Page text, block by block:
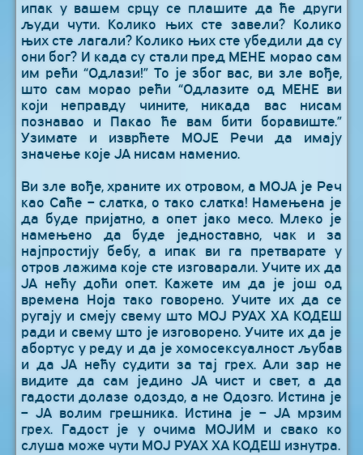
ипак у вашем срцу се плашите да ће други
људи чути. Колико њих сте завели? Колико
њих сте лагали? Колико њих сте убедили да су
они бог? И када су стали пред МЕНЕ морао сам
им рећи “Одлази!” То је због вас, ви зле вође,
што сам морао рећи “Одлазите од МЕНЕ ви
који неправду чините, никада вас нисам
познавао и Пакао ће вам бити боравиште.”
Узимате и изврћете МОЈЕ Речи да имају
значење које ЈА нисам наменио.
Ви зле вође, храните их отровом, а МОЈА је Реч
као Саће – слатка, о тако слатка! Намењена је
да буде пријатно, а опет јако месо. Млеко је
намењено да буде једноставно, чак и за
најпростију бебу, а ипак ви га претварате у
отров лажима које сте изговарали. Учите их да
ЈА нећу доћи опет. Кажете им да је још од
времена Ноја тако говорено. Учите их да се
ругају и смеју свему што МОЈ РУАХ ХА КОДЕШ
ради и свему што је изговорено. Учите их да је
абортус у реду и да је хомосексуалност љубав
и да ЈА нећу судити за тај грех. Али зар не
видите да сам једино ЈА чист и свет, а да
гадости долазе одоздо, а не Одозго. Истина је
– ЈА волим грешника. Истина је – ЈА мрзим
грех. Гадост је у очима МОЈИМ и свако ко
слуша може чути МОЈ РУАХ ХА КОДЕШ изнутра.